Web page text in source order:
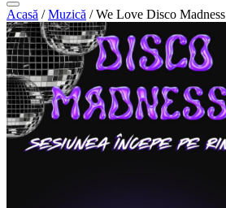
Acasă / Muzică / We Love Disco Madness